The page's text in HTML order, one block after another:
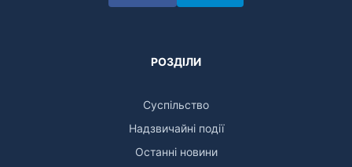
РОЗДІЛИ
Суспільство
Надзвичайні події
Останні новини